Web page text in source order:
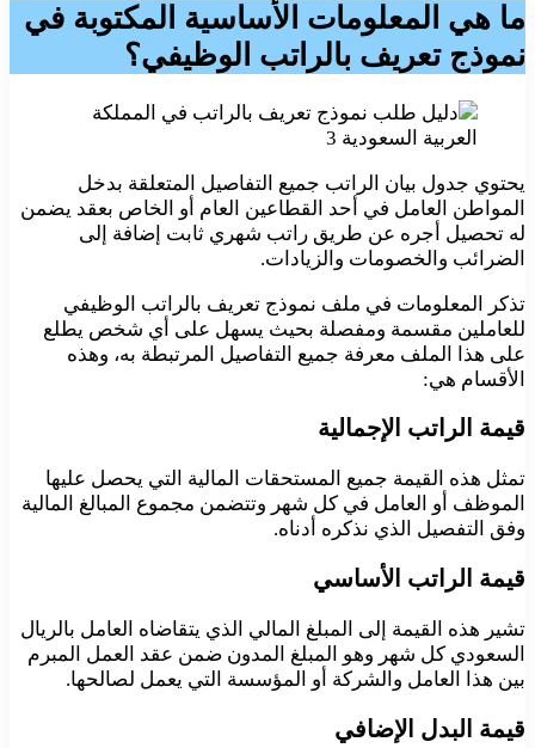
ما هي المعلومات الأساسية المكتوبة في
نموذج تعريف بالراتب الوظيفي؟
يحتوي جدول بيان الراتب جميع التفاصيل المتعلقة بدخل
المواطن العامل في أحد القطاعين العام أو الخاص بعقد يضمن
له تحصيل أجره عن طريق راتب شهري ثابت إضافة إلى
الضرائب والخصومات والزيادات.
تذكر المعلومات في ملف نموذج تعريف بالراتب الوظيفي
للعاملين مقسمة ومفصلة بحيث يسهل على أي شخص يطلع
على هذا الملف معرفة جميع التفاصيل المرتبطة به، وهذه
الأقسام هي:
قيمة الراتب الإجمالية
تمثل هذه القيمة جميع المستحقات المالية التي يحصل عليها
الموظف أو العامل في كل شهر وتتضمن مجموع المبالغ المالية
وفق التفصيل الذي نذكره أدناه.
قيمة الراتب الأساسي
تشير هذه القيمة إلى المبلغ المالي الذي يتقاضاه العامل بالريال
السعودي كل شهر وهو المبلغ المدون ضمن عقد العمل المبرم
بين هذا العامل والشركة أو المؤسسة التي يعمل لصالحها.
قيمة البدل الإضافي